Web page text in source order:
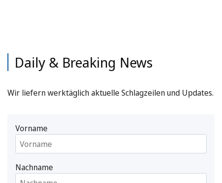
Daily & Breaking News
Wir liefern werktäglich aktuelle Schlagzeilen und Updates.
Vorname
Nachname